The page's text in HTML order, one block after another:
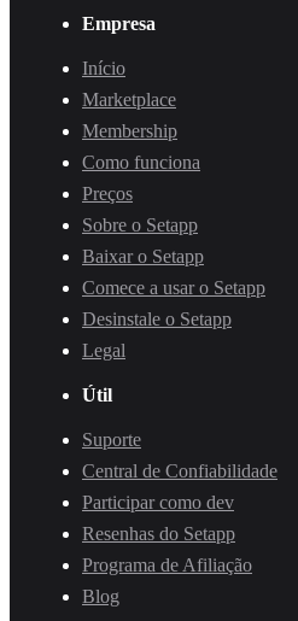
Empresa
Início
Marketplace
Membership
Como funciona
Preços
Sobre o Setapp
Baixar o Setapp
Comece a usar o Setapp
Desinstale o Setapp
Legal
Útil
Suporte
Central de Confiabilidade
Participar como dev
Resenhas do Setapp
Programa de Afiliação
Blog